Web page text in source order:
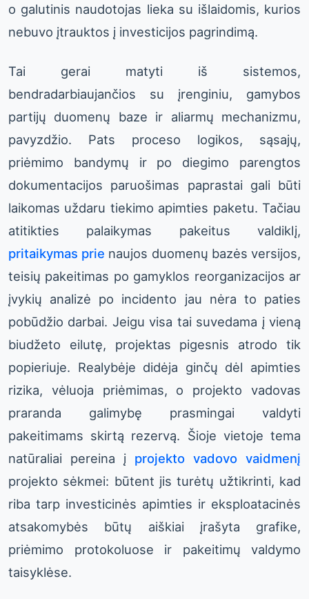
o galutinis naudotojas lieka su išlaidomis, kurios
nebuvo įtrauktos į investicijos pagrindimą.
Tai gerai matyti iš sistemos,
bendradarbiaujančios su įrenginiu, gamybos
partijų duomenų baze ir aliarmų mechanizmu,
pavyzdžio. Pats proceso logikos, sąsajų,
priėmimo bandymų ir po diegimo parengtos
dokumentacijos paruošimas paprastai gali būti
laikomas uždaru tiekimo apimties paketu. Tačiau
atitikties palaikymas pakeitus valdiklį,
pritaikymas prie naujos duomenų bazės versijos,
teisių pakeitimas po gamyklos reorganizacijos ar
įvykių analizė po incidento jau nėra to paties
pobūdžio darbai. Jeigu visa tai suvedama į vieną
biudžeto eilutę, projektas pigesnis atrodo tik
popieriuje. Realybėje didėja ginčų dėl apimties
rizika, vėluoja priėmimas, o projekto vadovas
praranda galimybę prasmingai valdyti
pakeitimams skirtą rezervą. Šioje vietoje tema
natūraliai pereina į projekto vadovo vaidmenį
projekto sėkmei: būtent jis turėtų užtikrinti, kad
riba tarp investicinės apimties ir eksploatacinės
atsakomybės būtų aiškiai įrašyta grafike,
priėmimo protokoluose ir pakeitimų valdymo
taisyklėse.